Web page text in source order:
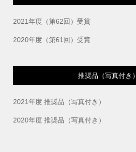
2021年度（第62回）受賞
2020年度（第61回）受賞
推奨品（写真付き）
2021年度 推奨品（写真付き）
2020年度 推奨品（写真付き）